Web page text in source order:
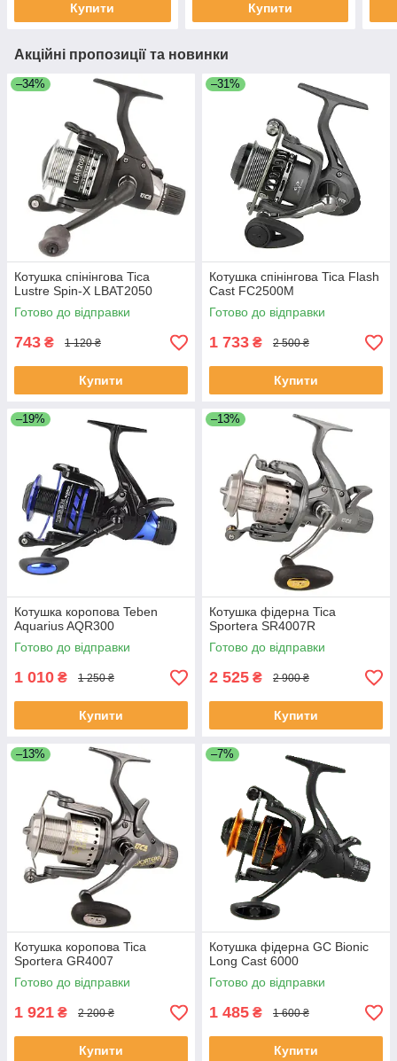
Купити Купити
Акційні пропозиції та новинки
–34%
Котушка спінінгова Tica
Lustre Spin-X LBAT2050
Готово до відправки
743 ₴ 1 120 ₴
Купити
–31%
Котушка спінінгова Tica Flash
Cast FC2500M
Готово до відправки
1 733 ₴ 2 500 ₴
Купити
–19%
Котушка коропова Teben
Aquarius AQR300
Готово до відправки
1 010 ₴ 1 250 ₴
Купити
–13%
Котушка фідерна Tica
Sportera SR4007R
Готово до відправки
2 525 ₴ 2 900 ₴
Купити
–13%
Котушка коропова Tica
Sportera GR4007
Готово до відправки
1 921 ₴ 2 200 ₴
Купити
–7%
Котушка фідерна GC Bionic
Long Cast 6000
Готово до відправки
1 485 ₴ 1 600 ₴
Купити